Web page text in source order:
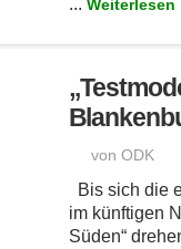
...
von ODK
Bis sich die
im künftigen
Süden“